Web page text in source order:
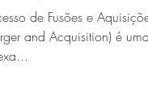
de Fusões e
and Acquisition) é